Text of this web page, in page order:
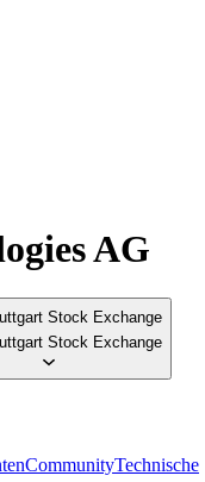
AG
Stock Exchange
Stock Exchange
CommunityTechnische